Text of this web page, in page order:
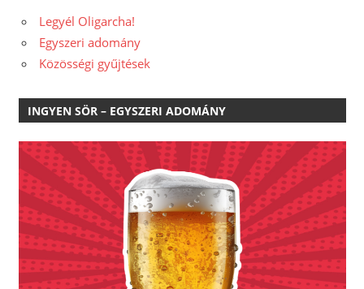
Legyél Oligarcha!
Egyszeri adomány
Közösségi gyűjtések
INGYEN SÖR – EGYSZERI ADOMÁNY